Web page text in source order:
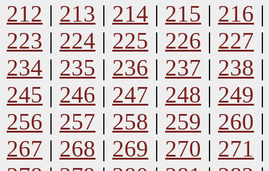
212 | 213 | 214 | 215 | 216
223 | 224 | 225 | 226 | 227
234 | 235 | 236 | 237 | 238
245 | 246 | 247 | 248 | 249
256 | 257 | 258 | 259 | 260
267 | 268 | 269 | 270 | 271